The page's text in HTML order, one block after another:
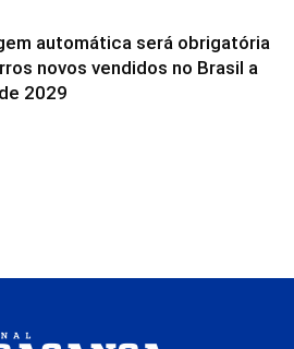
automática será obrigatória
novos vendidos no Brasil a
2029